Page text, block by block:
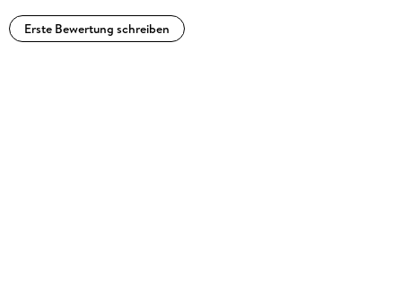
Erste Bewertung schreiben